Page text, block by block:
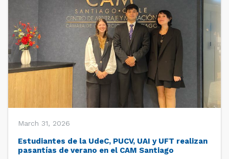
March 31, 2026
Estudiantes de la UdeC, PUCV, UAI y UFT realizan
pasantías de verano en el CAM Santiago